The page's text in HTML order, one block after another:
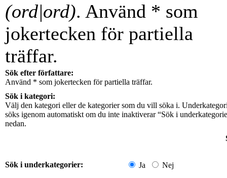
(ord|ord). Använd * som
jokertecken för partiella
träffar.
Sök efter författare:
Använd * som jokertecken för partiella träffar.
Sök i kategori:
Välj den kategori eller de kategorier som du vill söka i.
söks igenom automatiskt om du inte inaktiverar “Sök i
nedan.
Sök i underkategorier: Ja Nej